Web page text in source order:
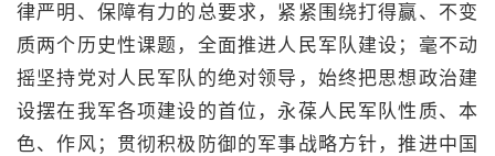
律严明、保障有力的总要求，紧紧围绕打得赢、不变
质两个历史性课题，全面推进人民军队建设；毫不动
摇坚持党对人民军队的绝对领导，始终把思想政治建
设摆在我军各项建设的首位，永葆人民军队性质、本
色、作风；贯彻积极防御的军事战略方针，推进中国